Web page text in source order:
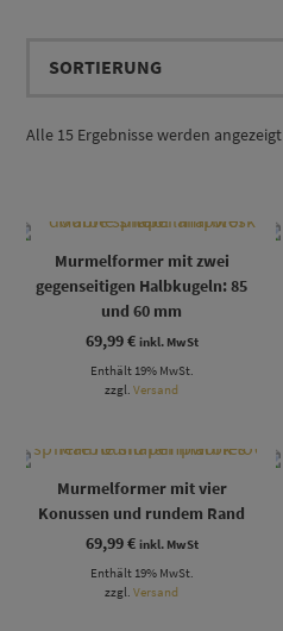
Alle 15 Ergebnisse werden angezeigt
Murmelformer mit zwei
gegenseitigen Halbkugeln: 85
und 60 mm
69,99€ inkl. MwSt
Enthält 19% MwSt.
zzgl.Versand
Murmelformer mit vier
Konussen und rundem Rand
69,99€ inkl. MwSt
Enthält 19% MwSt.
zzgl.Versand